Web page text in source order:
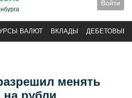
Войти
ВАЛЮТ ВКЛАДЫ ДЕБЕТОВЫЕ
менять
рубли